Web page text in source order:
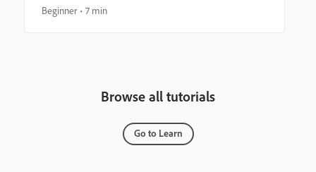
Beginner 7 min
Browse all tutorials
Go to Learn